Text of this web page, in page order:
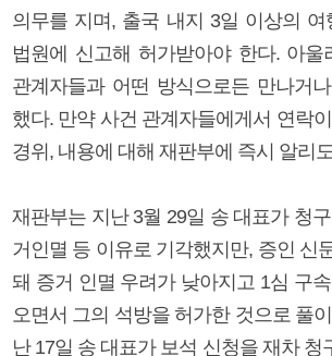
의무를 지며, 출국 내지 3일 이상의
법원에 신고해 허가받아야 한다. 아울
관계자들과 어떤 방식으로든 만나거
했다. 만약 사건 관계자들에게서 연락
경위, 내용에 대해 재판부에 즉시 알리
재판부는 지난 3월 29일 송 대표가 청
거인멸 등 이유로 기각했지만, 증인 신
돼 증거 인멸 우려가 낮아지고 1심 구
오면서 그의 석방을 허가한 것으로 풀
난 17일 송 대표가 보석 신청을 재차 청